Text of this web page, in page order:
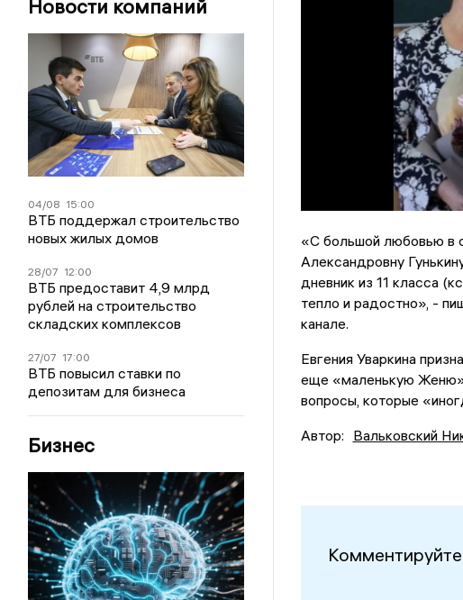
Новости компаний
04/08 15:00
ВТБ поддержал строительство
новых жилых домов
28/07 12:00
ВТБ предоставит 4,9 млрд
рублей на строительство
складских комплексов
27/07 17:00
ВТБ повысил ставки по
депозитам для бизнеса
Бизнес
«С большой любовью в
Александровну
дневник из 11 класса
тепло и радостно», -
канале.
Евгения Уваркина
еще «маленькую
вопросы, которые
Автор: Вальковский